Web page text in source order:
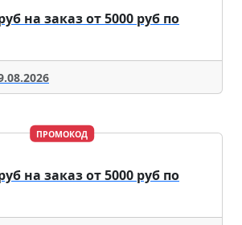
на заказ от 5000 руб по
ПРОМОКОД
на заказ от 5000 руб по